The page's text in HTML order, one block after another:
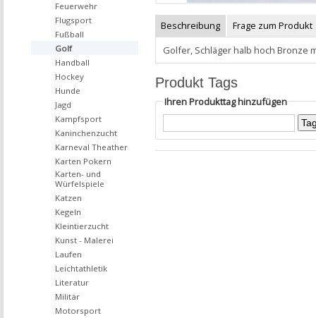
Beschreibung
Frage zum Produkt
Golfer, Schläger halb hoch Bronze
Produkt Tags
Ihren Produkttag hinzufügen
Feuerwehr
Flugsport
Fußball
Golf
Handball
Hockey
Hunde
Jagd
Kampfsport
Kaninchenzucht
Karneval Theather
Karten Pokern
Karten- und
Würfelspiele
Katzen
Kegeln
Kleintierzucht
Kunst - Malerei
Laufen
Leichtathletik
Literatur
Militär
Motorsport